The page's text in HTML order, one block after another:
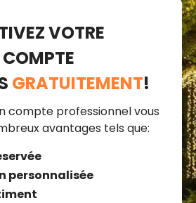
VOTRE
COMPTE
GRATUITEMENT!
compte professionnel vous
avantages tels que:
personnalisée